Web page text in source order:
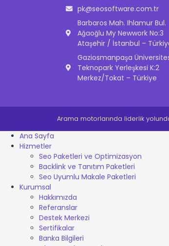
pk@seosoftware.com.tr
Barbaros Mah. Ihlamur Bul.
Ağaoğlu My Newwork No:3
Ataşehir / İstanbul –
Gaziosmanpaşa
Teknopark Yerleşkesi K:2
Merkez/Tokat – Türkiye
Arama motorlarında liderlik
Ana Sayfa
Hizmetler
Seo Paketleri ve Optimizasyon
Backlink ve Tanıtım Paketleri
Seo Uyumlu Makale Paketleri
Kurumsal
Hakkımızda
Referanslar
Destek Merkezi
Sertifikalar
Banka Bilgileri